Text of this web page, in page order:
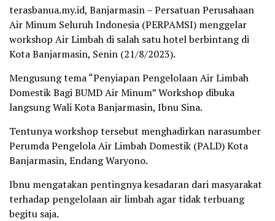
terasbanua.my.id, Banjarmasin – Persatuan Perusahaan
Air Minum Seluruh Indonesia (PERPAMSI) menggelar
workshop Air Limbah di salah satu hotel berbintang di
Kota Banjarmasin, Senin (21/8/2023).
Mengusung tema “Penyiapan Pengelolaan Air Limbah
Domestik Bagi BUMD Air Minum” Workshop dibuka
langsung Wali Kota Banjarmasin, Ibnu Sina.
Tentunya workshop tersebut menghadirkan narasumber
Perumda Pengelola Air Limbah Domestik (PALD) Kota
Banjarmasin, Endang Waryono.
Ibnu mengatakan pentingnya kesadaran dari masyarakat
terhadap pengelolaan air limbah agar tidak terbuang
begitu saja.